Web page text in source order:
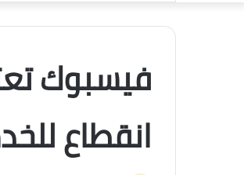
فيسبوك
انقطاع